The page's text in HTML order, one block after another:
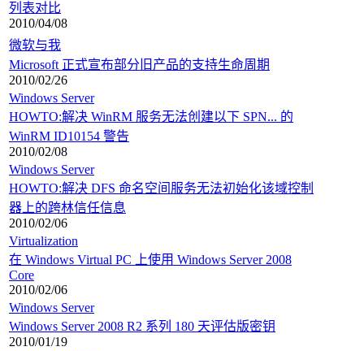
列表对比
2010/04/08
微软与我
Microsoft 正式宣布部分旧产品的支持生命周期
2010/02/26
Windows Server
HOWTO:解决 WinRM 服务无法创建以下 SPN... 的
WinRM ID10154 警告
2010/02/08
Windows Server
HOWTO:解决 DFS 命名空间服务无法初始化该域控制
器上的跨林信任信息
2010/02/06
Virtualization
在 Windows Virtual PC 上使用 Windows Server 2008
Core
2010/02/06
Windows Server
Windows Server 2008 R2 系列 180 天评估版密钥
2010/01/19